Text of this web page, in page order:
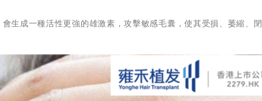
生成一種活性更強的雄激素，攻擊敏感毛囊，使其受損、萎縮、閉